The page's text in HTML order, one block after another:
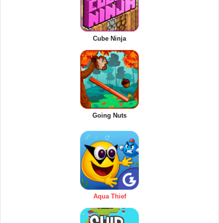
Cube Ninja
Going Nuts
Aqua Thief